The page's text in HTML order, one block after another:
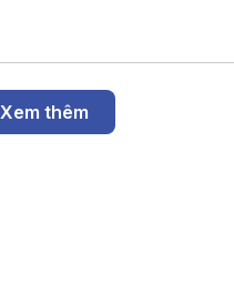
Xem thêm